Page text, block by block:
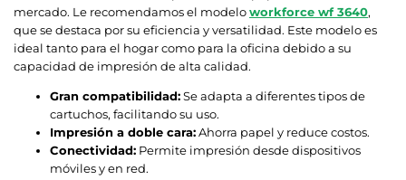
mercado. Le recomendamos el modeloworkforce wf 3640,
que se destaca por su eficiencia y versatilidad. Este modelo es
ideal tanto para el hogar como para la oficina debido a su
capacidad de impresión de alta calidad.
Gran compatibilidad:Se adapta a diferentes tipos de
cartuchos, facilitando su uso.
Impresión a doble cara:Ahorra papel y reduce costos.
Conectividad: Permite impresión desde dispositivos
móviles y en red.